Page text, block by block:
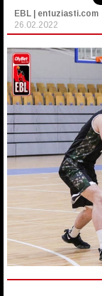
EBL | entuziasti.com
26.02.2022